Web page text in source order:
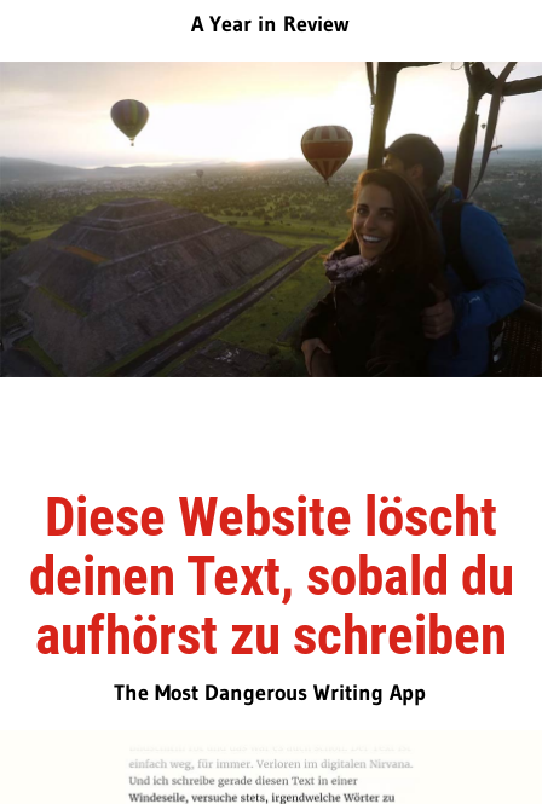
A Year in Review
Diese Website löscht
deinen Text, sobald du
aufhörst zu schreiben
The Most Dangerous Writing App